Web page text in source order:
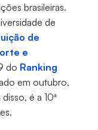
brasileiras.
de
de
e
do Ranking
em outubro,
é a 10ª